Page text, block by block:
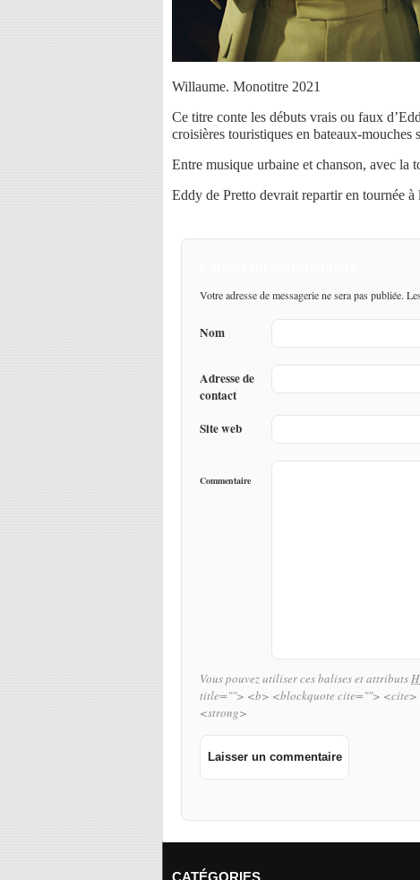
Willaume. Monotitre 2021
Ce titre conte les débuts vrais ou faux
croisières touristiques en bateaux-
Entre musique urbaine et chanson, avec la
Eddy de Pretto devrait repartir en tournée à
Votre adresse de messagerie ne sera pas publiée.
Nom
Adresse de
contact
Site web
Commentaire
Vous pouvez utiliser ces balises et attributs
title=""> <b> <blockquote cite="">
<strong>
CATÉGORIES